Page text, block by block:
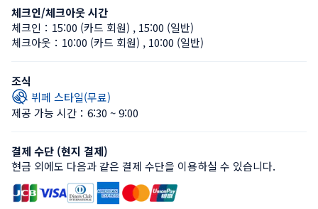
체크인/체크아웃 시간
체크인： 15:00 (카드 회원) , 15:00 (일반)
체크아웃： 10:00 (카드 회원) , 10:00 (일반)
조식
뷔페 스타일(무료)
제공 가능 시간：6:30 ~ 9:00
결제 수단 (현지 결제)
현금 외에도 다음과 같은 결제 수단을 이용하실 수 있습니다.